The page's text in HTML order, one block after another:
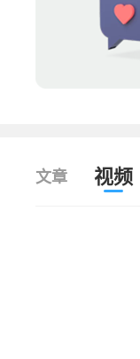
文章 视频